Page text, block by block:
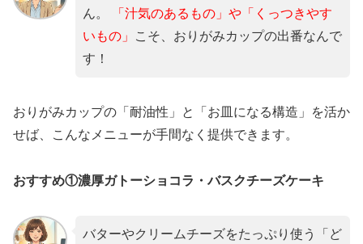
ん。
「汁気のあるもの」や「くっつきやす
いもの」
こそ、おりがみカップの出番なんで
す！
おりがみカップの「耐油性」と「お皿になる構造」を活か
せば、こんなメニューが手間なく提供できます。
おすすめ①濃厚ガトーショコラ・バスクチーズケーキ
バターやクリームチーズをたっぷり使う「ど